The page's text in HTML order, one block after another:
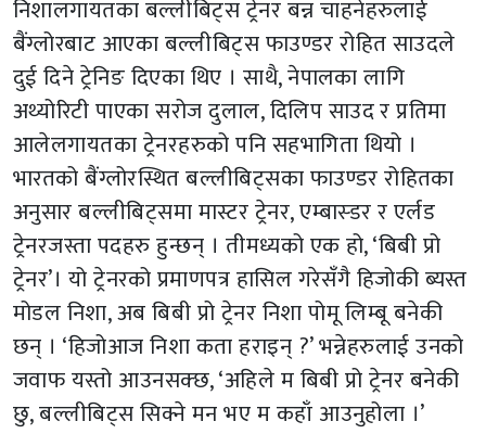
निशालगायतका बल्लीबिट्स ट्रेनर बन्न चाहनेहरुलाई
बैंग्लोरबाट आएका बल्लीबिट्स फाउण्डर रोहित साउदले
दुई दिने ट्रेनिङ दिएका थिए । साथै, नेपालका लागि
अथ्योरिटी पाएका सरोज दुलाल, दिलिप साउद र प्रतिमा
आलेलगायतका ट्रेनरहरुको पनि सहभागिता थियो ।
भारतको बैंग्लोरस्थित बल्लीबिट्सका फाउण्डर रोहितका
अनुसार बल्लीबिट्समा मास्टर ट्रेनर, एम्बास्डर र एर्लड
ट्रेनरजस्ता पदहरु हुन्छन् । तीमध्यको एक हो, ‘बिबी प्रो
ट्रेनर’। यो ट्रेनरको प्रमाणपत्र हासिल गरेसँगै हिजोकी ब्यस्त
मोडल निशा, अब बिबी प्रो ट्रेनर निशा पोमू लिम्बू बनेकी
छन् । ‘हिजोआज निशा कता हराइन् ?’ भन्नेहरुलाई उनको
जवाफ यस्तो आउनसक्छ, ‘अहिले म बिबी प्रो ट्रेनर बनेकी
छु, बल्लीबिट्स सिक्ने मन भए म कहाँ आउनुहोला ।’